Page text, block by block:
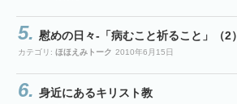
慰めの日々-「病むこと祈ること」（2）
カテゴリ: ほほえみトーク 2010年6月15日
身近にあるキリスト教